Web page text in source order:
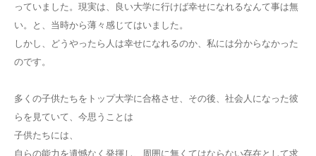
っていました。現実は、良い大学に行けば幸せになれるなんて事は無
い。と、当時から薄々感じてはいました。
しかし、どうやったら人は幸せになれるのか、私には分からなかった
のです。
多くの子供たちをトップ大学に合格させ、その後、社会人になった彼
らを見ていて、今思うことは
子供たちには、
自らの能力を遺憾なく発揮し、周囲に無くてはならない存在として求